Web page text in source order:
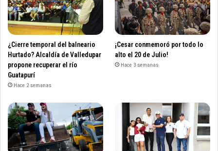
¿Cierre temporal del balneario
Hurtado? Alcaldía de Valledupar
propone recuperar el río
Guatapurí
Hace 2 semanas
¡Cesar conmemoró por todo lo
alto el 20 de Julio!
Hace 3 semanas